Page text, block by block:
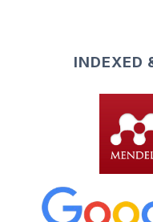
INDEXED